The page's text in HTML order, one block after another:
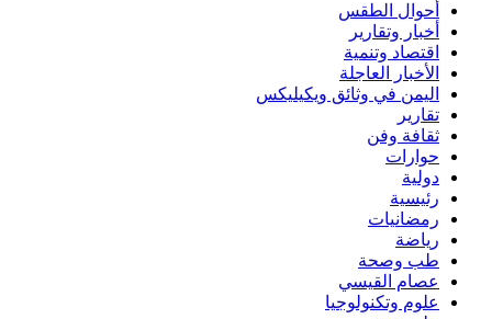
أحوال الطقس
أخبار وتقارير
اقتصاد وتنمية
الأخبار العاجلة
اليمن في وثائق ويكيليكس
تقارير
ثقافة وفن
حوارات
دولية
رئيسية
رمضانيات
رياضة
طب وصحة
عصام القيسي
علوم وتكنولوجيا